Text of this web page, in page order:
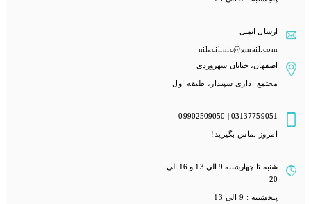
ارسال ایمیل
nilacilinic@gmail.com
اصفهان، خیابان سهروردی
مجتمع اداری سپیدار، طبقه اول
03137759051 | 09902509050
امروز تماس بگیرید!
شنبه تا چهارشنبه 9 الی 13 و 16 الی
20
پنجشنبه : 9 الی 13